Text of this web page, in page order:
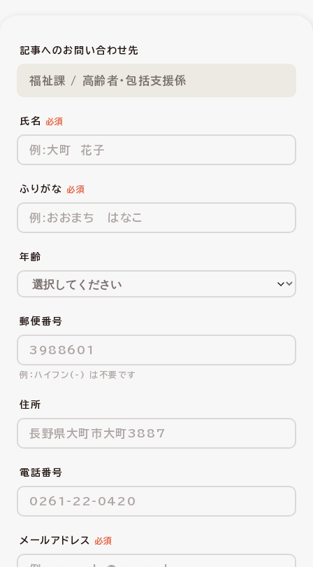
記事へのお問い合わせ先
福祉課 / 高齢者・包括支援係
氏名
ふりがな
年齢
郵便番号
ハイフン(-) は不要です
住所
電話番号
メールアドレス